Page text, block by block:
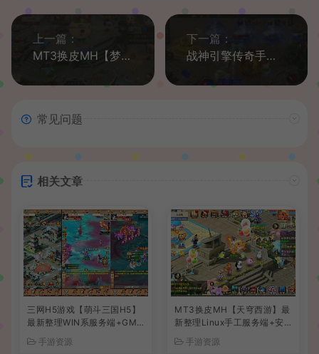
上一篇：
MT3换皮MH【梦回西游】最新整理Linux手工服务端+安卓苹果双端+GM后台+详细搭建教程
下一篇：
战神引擎传奇手游【三职业洪荒霸主传奇免受权版】最新整理WIN系复古服务端+安卓苹果双端+GM后台+详细搭建教程
常见问题
相关文章
三网H5游戏【萌斗三国H5】
最新整理WIN系服务端+GM
手游资源
MT3换皮MH【天穹西游】最
新整理Linux手工服务端+安
建教程+全套源码+视频教程
手游资源